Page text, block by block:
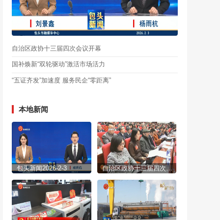
自治区政协十三届四次会议开幕
国补焕新“双轮驱动”激活市场活力
“五证齐发”加速度 服务民企“零距离”
本地新闻
包头新闻2026-2-3 自治区政协十三届四次会议开幕